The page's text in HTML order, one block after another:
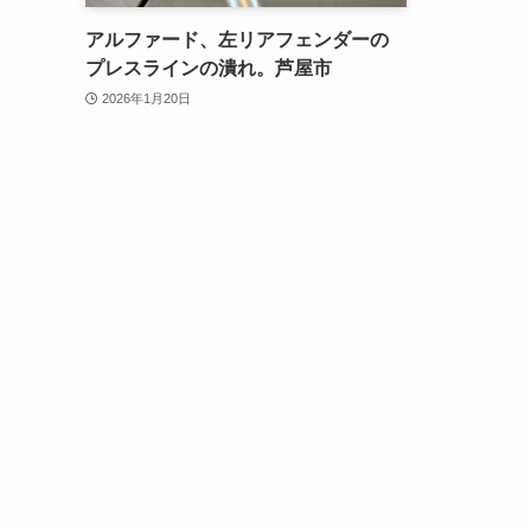
アルファード、左リアフェンダーの
プレスラインの潰れ。芦屋市
2026年1月20日